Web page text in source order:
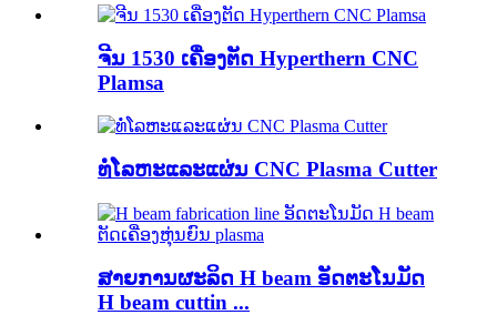
ຈີນ 1530 ເຄື່ອງຕັດ Hyperthern CNC
Plamsa
ທໍ່ໂລຫະແລະແຜ່ນ CNC Plasma Cutter
ສາຍການຜະລິດ H beam ອັດຕະໂນມັດ
H beam cuttin ...